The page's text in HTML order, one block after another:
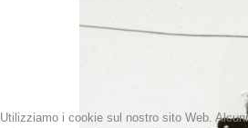
Utilizziamo i cookie sul nostro sito Web.